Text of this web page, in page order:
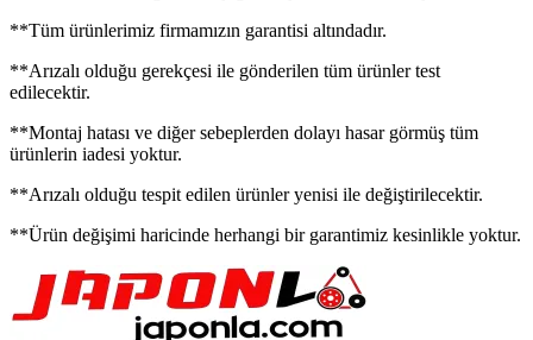
**Tüm ürünlerimiz firmamızın garantisi altındadır.
**Arızalı olduğu gerekçesi ile gönderilen tüm ürünler test
edilecektir.
**Montaj hatası ve diğer sebeplerden dolayı hasar görmüş tüm
ürünlerin iadesi yoktur.
**Arızalı olduğu tespit edilen ürünler yenisi ile değiştirilecektir.
**Ürün değişimi haricinde herhangi bir garantimiz kesinlikle yoktur.